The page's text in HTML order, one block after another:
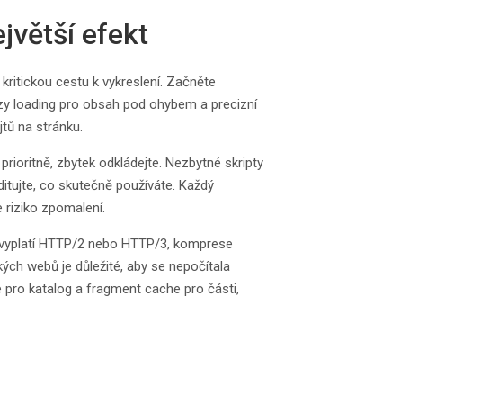
efekt
cestu k vykreslení. Začněte
loading pro obsah pod ohybem a precizní
na stránku.
zbytek odkládejte. Nezbytné skripty
co skutečně používáte. Každý
riziko zpomalení.
HTTP/2 nebo HTTP/3, komprese
webů je důležité, aby se nepočítala
katalog a fragment cache pro části,